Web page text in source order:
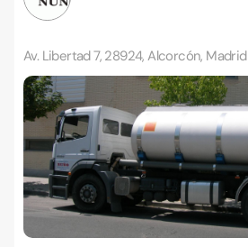
Av. Libertad 7, 28924, Alcorcón, Madrid